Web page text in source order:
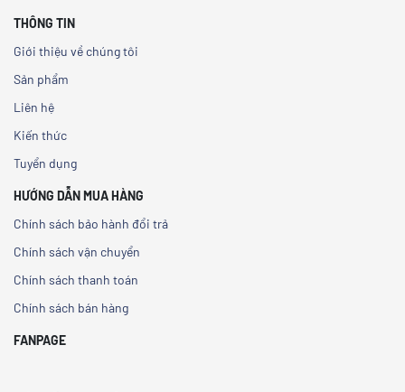
THÔNG TIN
Giới thiệu về chúng tôi
Sản phẩm
Liên hệ
Kiến thức
Tuyển dụng
HƯỚNG DẪN MUA HÀNG
Chính sách bảo hành đổi trả
Chính sách vận chuyển
Chính sách thanh toán
Chính sách bán hàng
FANPAGE